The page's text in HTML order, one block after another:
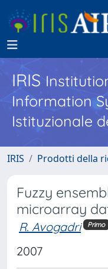
IRIS
Information
Istituzionale
IRIS Prodotti della
Fuzzy
microarray
R. Avogadri Primo
2007